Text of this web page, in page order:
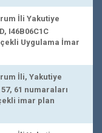
İli Yakutiye
I46B06C1C
Uygulama İmar
İli, Yakutiye
61 numaraları
imar plan